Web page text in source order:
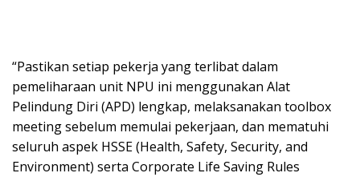
“Pastikan setiap pekerja yang terlibat dalam
pemeliharaan unit NPU ini menggunakan Alat
Pelindung Diri (APD) lengkap, melaksanakan toolbox
meeting sebelum memulai pekerjaan, dan mematuhi
seluruh aspek HSSE (Health, Safety, Security, and
Environment) serta Corporate Life Saving Rules